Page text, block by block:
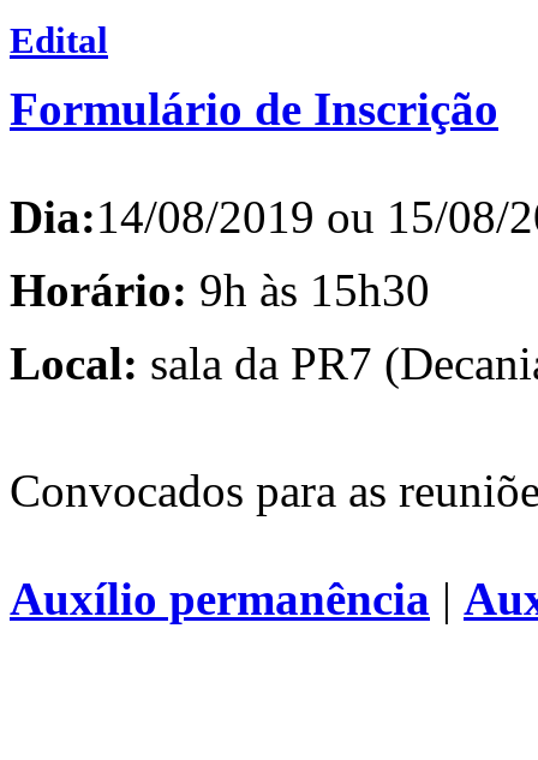
Edital
Formulário de Inscrição
Dia:14/08/2019 ou 15/08/
Horário: 9h às 15h30
Local: sala da PR7
Convocados para as
Auxílio permanência |